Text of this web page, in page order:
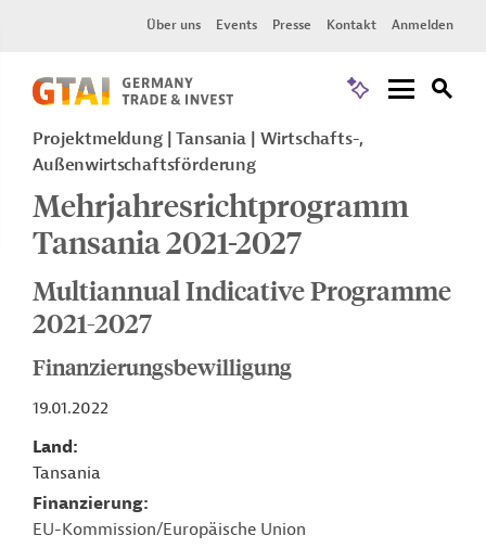
Über uns Events Presse Kontakt Anmelden
Projektmeldung Tansania
Wirtschafts-,
Außenwirtschaftsförderung
Mehrjahresrichtprogramm
Tansania 2021-2027
Multiannual Indicative Programme
2021-2027
Finanzierungsbewilligung
19.01.2022
Land
Tansania
Finanzierung
EU-Kommission/Europäische Union